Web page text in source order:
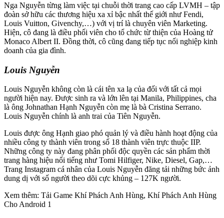
Nga Nguyễn từng làm việc tại chuỗi thời trang cao cấp LVMH – tập
đoàn sở hữu các thương hiệu xa xỉ bậc nhất thế giới như Fendi,
Louis Vuitton, Givenchy,…) với vị trí là chuyên viên Marketing.
Hiện, cô đang là điều phối viên cho tổ chức từ thiện của Hoàng tử
Monaco Albert II. Đồng thời, cô cũng đang tiếp tục nối nghiệp kinh
doanh của gia đình.
Louis Nguyễn
Louis Nguyễn không còn là cái tên xa lạ của đối với tất cả mọi
người hiện nay. Được sinh ra và lớn lên tại Manila, Philippines, cha
là ông Johnathan Hạnh Nguyễn còn mẹ là bà Cristina Serrano.
Louis Nguyễn chính là anh trai của Tiên Nguyễn.
Louis được ông Hạnh giao phó quản lý và điều hành hoạt động của
nhiều công ty thành viên trong số 18 thành viên trực thuộc IIP.
Những công ty này đang phân phối độc quyền các sản phẩm thời
trang hàng hiệu nổi tiếng như Tomi Hilfiger, Nike, Diesel, Gap,…
Trang Instagram cá nhân của Louis Nguyễn đăng tải những bức ảnh
dung dị với số người theo dõi cực khủng – 127K người.
Xem thêm: Tải Game Khí Phách Anh Hùng, Khí Phách Anh Hùng
Cho Android 1